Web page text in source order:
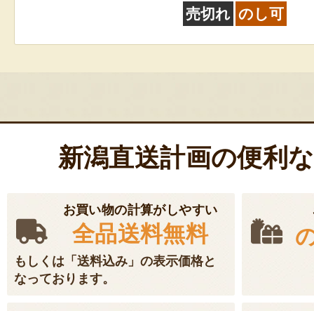
売切れ のし可
新潟直送計画の便利
お買い物の計算がしやすい
全品送料無料
もしくは「送料込み」の表示価格と
なっております。